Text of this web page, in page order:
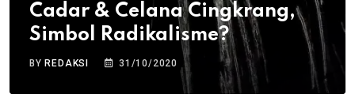
Cadar & Celana Cingkrang,
Simbol Radikalisme?
BYREDAKSI 31/10/2020